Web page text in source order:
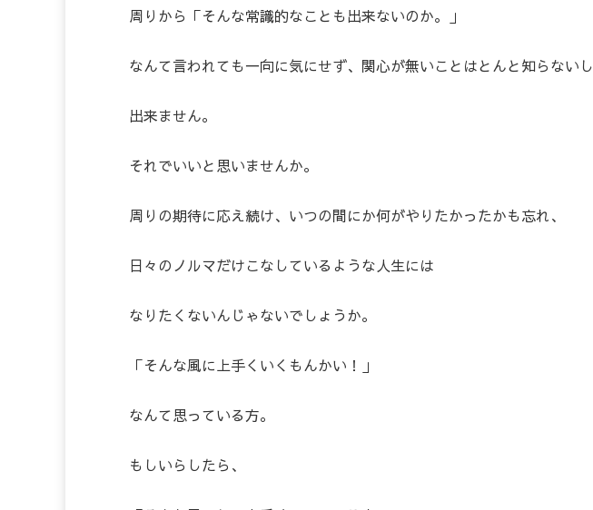
周りから「そんな常識的なことも出来ないのか。」
なんて言われても一向に気にせず、関心が無いことはとんと知らないし
出来ません。
それでいいと思いませんか。
周りの期待に応え続け、いつの間にか何がやりたかったかも忘れ、
日々のノルマだけこなしているような人生には
なりたくないんじゃないでしょうか。
「そんな風に上手くいくもんかい！」
なんて思っている方。
もしいらしたら、